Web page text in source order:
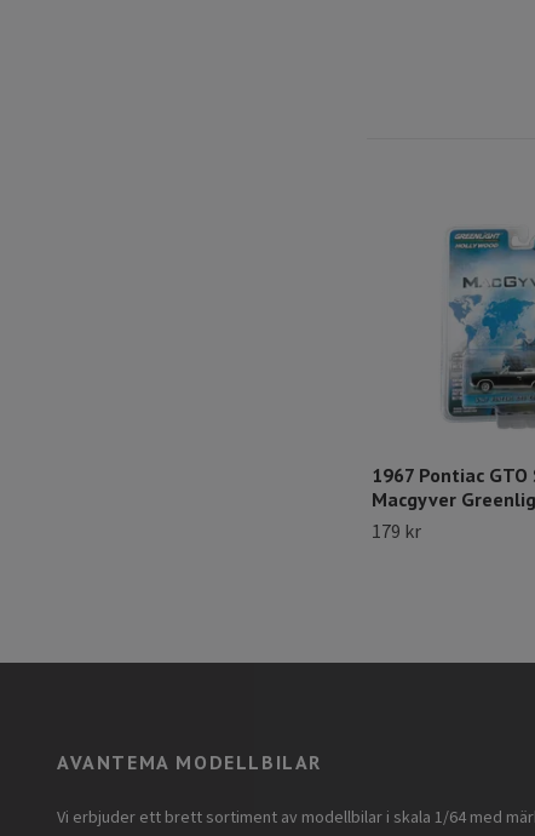
1967 Pontiac GTO
Macgyver
179 kr
AVANTEMA MODELLBILAR
Vi erbjuder ett brett sortiment av modellbilar i skala 1/64 med